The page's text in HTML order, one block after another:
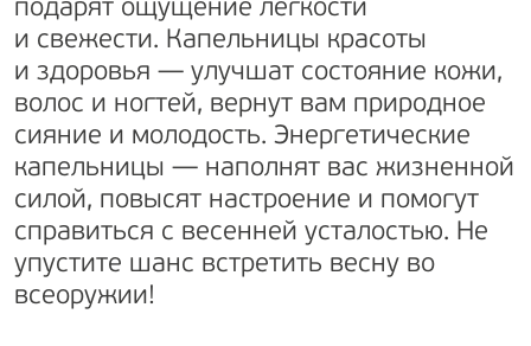
подарят ощущение легкости
и свежести. Капельницы красоты
и здоровья — улучшат состояние кожи,
волос и ногтей, вернут вам природное
сияние и молодость. Энергетические
капельницы — наполнят вас жизненной
силой, повысят настроение и помогут
справиться с весенней усталостью. Не
упустите шанс встретить весну во
всеоружии!